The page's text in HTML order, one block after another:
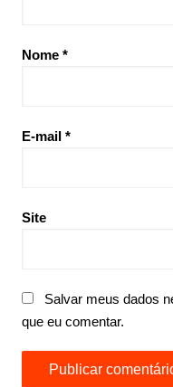
Nome *
E-mail *
Site
Salvar meus dados
que eu comentar.